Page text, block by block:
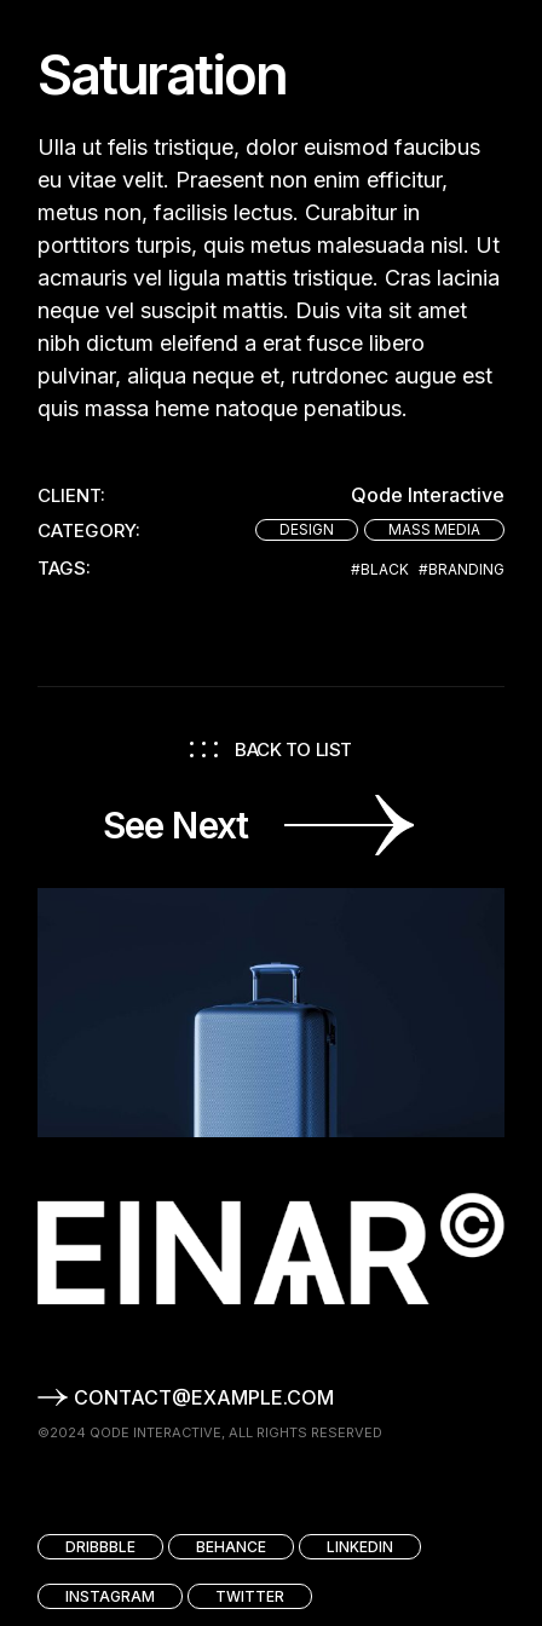
Saturation
Ulla ut felis tristique, dolor euismod faucibus
eu vitae velit. Praesent non enim efficitur,
metus non, facilisis lectus. Curabitur in
porttitors turpis, quis metus malesuada nisl. Ut
acmauris vel ligula mattis tristique. Cras lacinia
neque vel suscipit mattis. Duis vita sit amet
nibh dictum eleifend a erat fusce libero
pulvinar, aliqua neque et, rutrdonec augue est
quis massa heme natoque penatibus.
CLIENT: Qode Interactive
CATEGORY: DESIGN MASS MEDIA
TAGS: #BLACK #BRANDING
BACK TO LIST
See Next
CONTACT@EXAMPLE.COM
©2024 QODE INTERACTIVE, ALL RIGHTS RESERVED
DRIBBBLE BEHANCE LINKEDIN
INSTAGRAM TWITTER